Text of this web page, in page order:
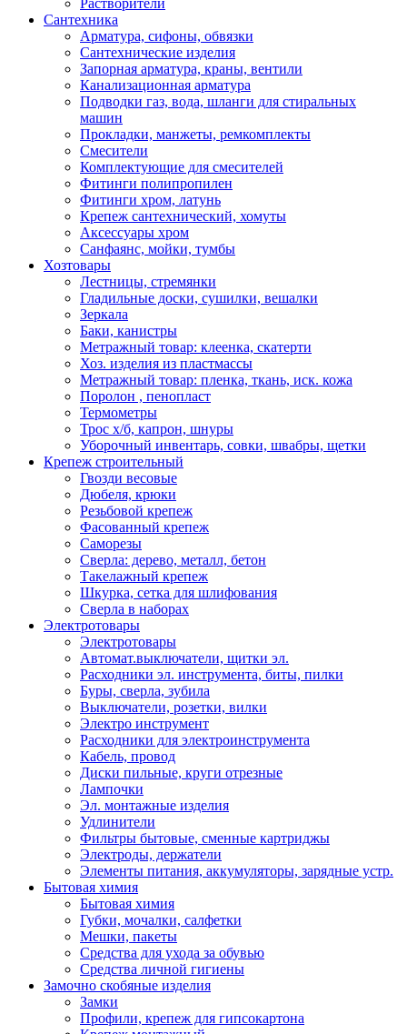
Сантехника
Арматура, сифоны, обвязки
Сантехнические изделия
Запорная арматура, краны, вентили
Канализационная арматура
Подводки газ, вода, шланги для стиральных
машин
Прокладки, манжеты, ремкомплекты
Смесители
Комплектующие для смесителей
Фитинги полипропилен
Фитинги хром, латунь
Крепеж сантехнический, хомуты
Аксессуары хром
Санфаянс, мойки, тумбы
Хозтовары
Лестницы, стремянки
Гладильные доски, сушилки, вешалки
Зеркала
Баки, канистры
Метражный товар: клеенка, скатерти
Хоз. изделия из пластмассы
Метражный товар: пленка, ткань, иск. кожа
Поролон , пенопласт
Термометры
Трос х/б, капрон, шнуры
Уборочный инвентарь, совки, швабры, щетки
Крепеж строительный
Гвозди весовые
Дюбеля, крюки
Резьбовой крепеж
Фасованный крепеж
Саморезы
Сверла: дерево, металл, бетон
Такелажный крепеж
Шкурка, сетка для шлифования
Сверла в наборах
Электротовары
Электротовары
Автомат.выключатели, щитки эл.
Расходники эл. инструмента, биты, пилки
Буры, сверла, зубила
Выключатели, розетки, вилки
Электро инструмент
Расходники для электроинструмента
Кабель, провод
Диски пильные, круги отрезные
Лампочки
Эл. монтажные изделия
Удлинители
Фильтры бытовые, сменные картриджы
Электроды, держатели
Элементы питания, аккумуляторы, зарядные устр.
Бытовая химия
Бытовая химия
Губки, мочалки, салфетки
Мешки, пакеты
Средства для ухода за обувью
Средства личной гигиены
Замочно скобяные изделия
Замки
Профили, крепеж для гипсокартона